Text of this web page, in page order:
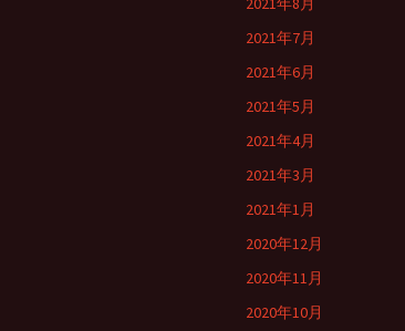
2021年7月
2021年6月
2021年5月
2021年4月
2021年3月
2021年1月
2020年12月
2020年11月
2020年10月